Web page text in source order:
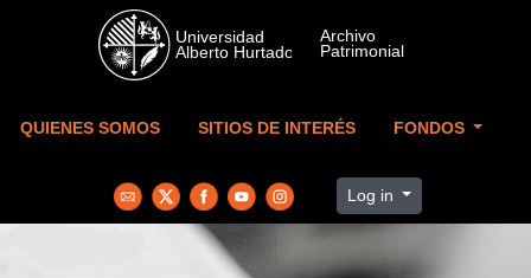
Skip to main content
QUIENES SOMOS SITIOS DE INTERÉS FONDOS
Log in